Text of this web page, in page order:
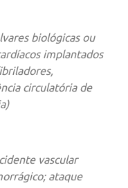
biológicas ou
implantados
circulatória de
vascular
ataque